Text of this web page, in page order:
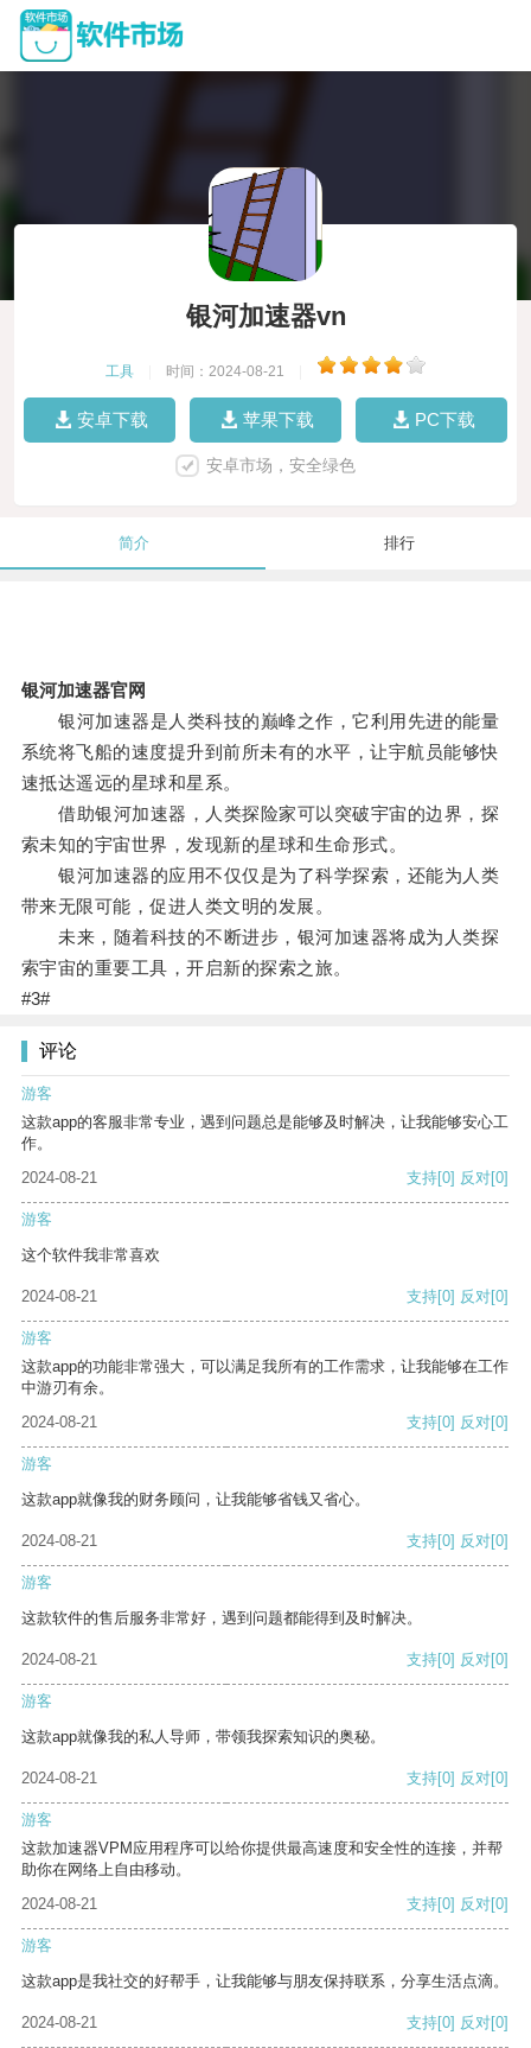
银河加速器vn
工具 时间：2024-08-21
安卓下载 苹果下载 PC下载
安卓市场，安全绿色
简介 排行
银河加速器官网
银河加速器是人类科技的巅峰之作，它利用先进的能量
系统将飞船的速度提升到前所未有的水平，让宇航员能够快
速抵达遥远的星球和星系。
借助银河加速器，人类探险家可以突破宇宙的边界，探
索未知的宇宙世界，发现新的星球和生命形式。
银河加速器的应用不仅仅是为了科学探索，还能为人类
带来无限可能，促进人类文明的发展。
未来，随着科技的不断进步，银河加速器将成为人类探
索宇宙的重要工具，开启新的探索之旅。
#3#
评论
游客
这款app的客服非常专业，遇到问题总是能够及时解决，让我能够安心工
作。
2024-08-21
支持[0] 反对[0]
游客
这个软件我非常喜欢
2024-08-21 支持[0] 反对[0]
游客
这款app的功能非常强大，可以满足我所有的工作需求，让我能够在工作
中游刃有余。
2024-08-21
支持[0] 反对[0]
游客
这款app就像我的财务顾问，让我能够省钱又省心。
2024-08-21 支持[0] 反对[0]
游客
这款软件的售后服务非常好，遇到问题都能得到及时解决。
2024-08-21 支持[0] 反对[0]
游客
这款app就像我的私人导师，带领我探索知识的奥秘。
2024-08-21 支持[0] 反对[0]
游客
这款加速器VPM应用程序可以给你提供最高速度和安全性的连接，并帮
助你在网络上自由移动。
2024-08-21
支持[0] 反对[0]
游客
这款app是我社交的好帮手，让我能够与朋友保持联系，分享生活点滴。
2024-08-21 支持[0] 反对[0]